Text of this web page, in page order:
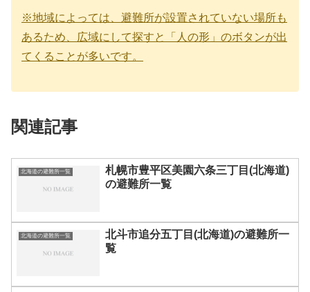
※地域によっては、避難所が設置されていない場所も
あるため、広域にして探すと「人の形」のボタンが出
てくることが多いです。
関連記事
北海道の避難所一覧
札幌市豊平区美園六条三丁目(北海道)
の避難所一覧
北海道の避難所一覧
北斗市追分五丁目(北海道)の避難所一
覧